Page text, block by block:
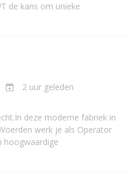
de kans om unieke
2 uur geleden
deze moderne fabriek in
werk je als Operator
hoogwaardige